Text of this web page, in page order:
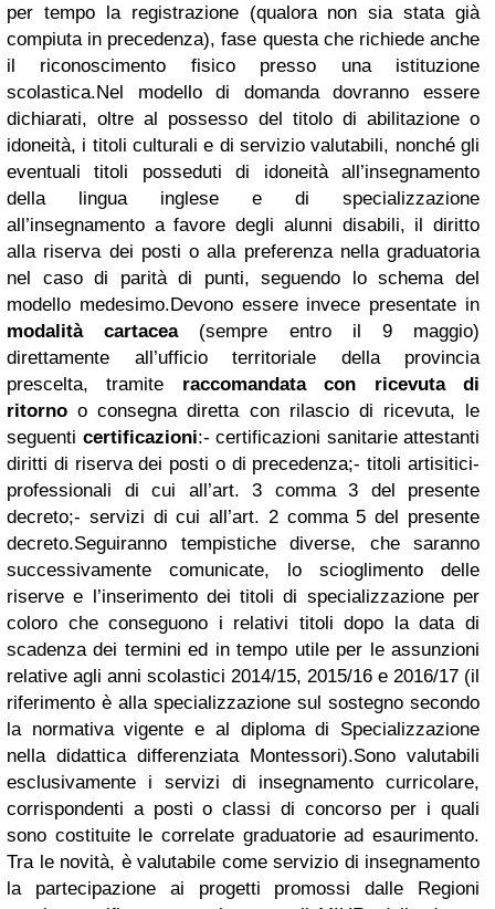
per tempo la registrazione (qualora non sia stata già
compiuta in precedenza), fase questa che richiede anche
il riconoscimento fisico presso una istituzione
scolastica.Nel modello di domanda dovranno essere
dichiarati, oltre al possesso del titolo di abilitazione o
idoneità, i titoli culturali e di servizio valutabili, nonché gli
eventuali titoli posseduti di idoneità all’insegnamento
della lingua inglese e di specializzazione
all’insegnamento a favore degli alunni disabili, il diritto
alla riserva dei posti o alla preferenza nella graduatoria
nel caso di parità di punti, seguendo lo schema del
modello medesimo.Devono essere invece presentate in
modalità cartacea(sempre entro il 9 maggio)
direttamente all’ufficio territoriale della provincia
prescelta, tramite raccomandata con ricevuta di
ritorno o consegna diretta con rilascio di ricevuta, le
seguenti certificazioni:- certificazioni sanitarie attestanti
diritti di riserva dei posti o di precedenza;- titoli artisitici-
professionali di cui all’art. 3 comma 3 del presente
decreto;- servizi di cui all’art. 2 comma 5 del presente
decreto.Seguiranno tempistiche diverse, che saranno
successivamente comunicate, lo scioglimento delle
riserve e l’inserimento dei titoli di specializzazione per
coloro che conseguono i relativi titoli dopo la data di
scadenza dei termini ed in tempo utile per le assunzioni
relative agli anni scolastici 2014/15, 2015/16 e 2016/17 (il
riferimento è alla specializzazione sul sostegno secondo
la normativa vigente e al diploma di Specializzazione
nella didattica differenziata Montessori).Sono valutabili
esclusivamente i servizi di insegnamento curricolare,
corrispondenti a posti o classi di concorso per i quali
sono costituite le correlate graduatorie ad esaurimento.
Tra le novità, è valutabile come servizio di insegnamento
la partecipazione ai progetti promossi dalle Regioni